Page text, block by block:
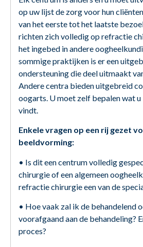
op uw lijst de zorg voor hun
van het eerste tot het laatste
richten zich volledig op refractie
het ingebed in andere
sommige praktijken is er een
ondersteuning die deel uitmaakt
Andere centra bieden uitgebreid
oogarts. U moet zelf bepalen wat
vindt.
Enkele vragen op een rij gezet
beeldvorming:
• Is dit een centrum volledig
chirurgie of een algemeen
refractie chirurgie een van de
• Hoe vaak zal ik de behandelend
voorafgaand aan de behandeling?
proces?